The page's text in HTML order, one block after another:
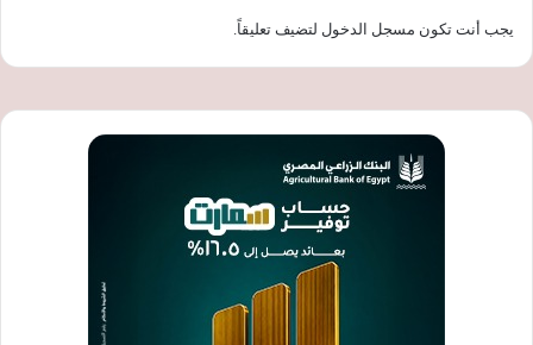
يجب أنت تكون مسجل الدخول لتضيف تعليقاً.